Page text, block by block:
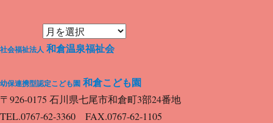
ン
社会福祉法人 和倉温泉福祉会
幼保連携型認定こども園 和倉こども園
〒926-0175 石川県七尾市和倉町3部24番地
TEL.0767-62-3360 FAX.0767-62-1105